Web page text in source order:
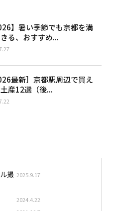
】暑い季節でも京都を満
る、おすすめ...
最新］京都駅周辺で買え
産12選（後...
撮 2025.9.17
2024.4.22